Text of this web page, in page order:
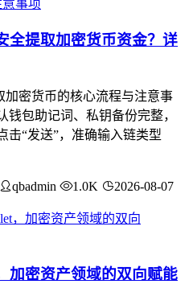
全提取加密货币资金？详
加密货币的核心流程与注意事
钱包助记词、私钥备份完整，
击“发送”，准确输入链类型
qbadmin 1.0K 2026-08-07
加密资产领域的双向赋能